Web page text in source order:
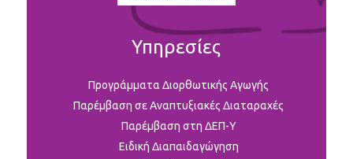
Υπηρεσίες
Προγράμματα Διορθωτικής Αγωγής
Παρέμβαση σε Αναπτυξιακές Διαταραχές
Παρέμβαση στη ΔΕΠ-Υ
Ειδική Διαπαιδαγώγηση